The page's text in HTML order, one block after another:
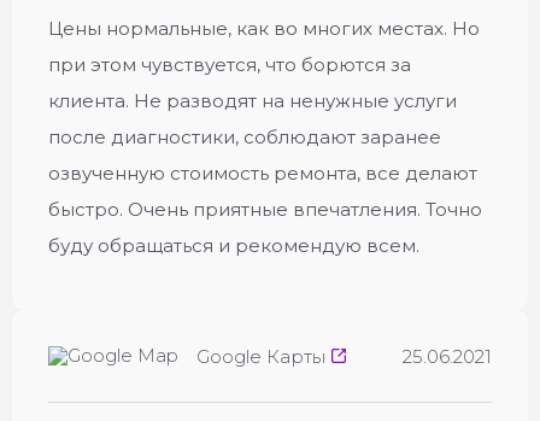
Цены нормальные, как во многих местах. Но
при этом чувствуется, что борются за
клиента. Не разводят на ненужные услуги
после диагностики, соблюдают заранее
озвученную стоимость ремонта, все делают
быстро. Очень приятные впечатления. Точно
буду обращаться и рекомендую всем.
Google Карты 25.06.2021